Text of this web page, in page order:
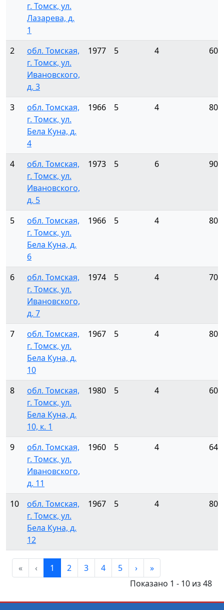
г. Томск, ул.
Лазарева, д.
1
2
обл. Томская,
г. Томск, ул.
Ивановского,
д. 3
1977 5 4 60
3
обл. Томская,
г. Томск, ул.
Бела Куна, д.
4
1966 5 4 80
4
обл. Томская,
г. Томск, ул.
Ивановского,
д. 5
1973 5 6 90
5
обл. Томская,
г. Томск, ул.
Бела Куна, д.
6
1966 5 4 80
6
обл. Томская,
г. Томск, ул.
Ивановского,
д. 7
1974 5 4 70
7
обл. Томская,
г. Томск, ул.
Бела Куна, д.
10
1967 5 4 80
8
обл. Томская,
г. Томск, ул.
Бела Куна, д.
10, к. 1
1980 5 4 60
9
обл. Томская,
г. Томск, ул.
Ивановского,
д. 11
1960 5 4 64
10
обл. Томская,
г. Томск, ул.
Бела Куна, д.
12
1967 5 4 80
« ‹ 1 2 3 4 5 ›
»
Показано 1 - 10 из 48